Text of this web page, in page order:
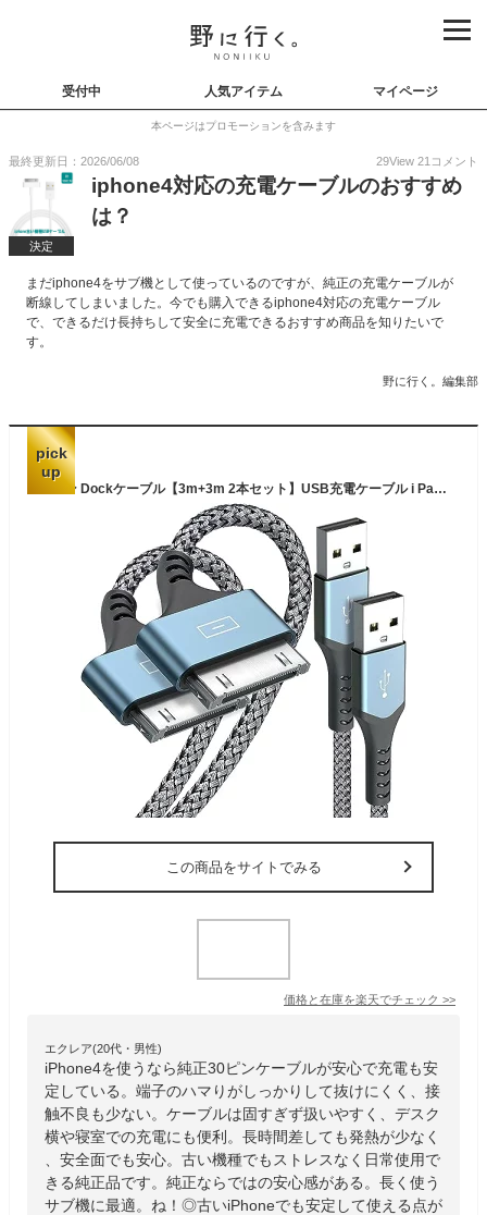
受付中 人気アイテム マイページ
本ページはプロモーションを含みます
最終更新日：2026/06/08 29View 21 コメント
決定
iphone4対応の充電ケーブルのおすすめ
は？
まだiphone4をサブ機として使っているのですが、純正の充電ケーブルが
断線してしまいました。今でも購入できるiphone4対応の充電ケーブル
で、できるだけ長持ちして安全に充電できるおすすめ商品を知りたいで
す。
野に行く。編集部
pick
up
30ピン Dockケーブル【3m+3m 2本セット】USB充電ケーブル i Padケーブル 同期ドックコネクター データケーブル i Phone4 / 4S/ 3GS / 3G/iPad/iPod touch/iPod nano/iPod classic 充電・データ転送対応 (grey)
この商品をサイトでみる
価格と在庫を楽天でチェック >>
エクレア(20代・男性)
iPhone4を使うなら純正30ピンケーブルが安心で充電も安
定している。端子のハマりがしっかりして抜けにくく、接
触不良も少ない。ケーブルは固すぎず扱いやすく、デスク
横や寝室での充電にも便利。長時間差しても発熱が少なく
、安全面でも安心。古い機種でもストレスなく日常使用で
きる純正品です。純正ならではの安心感がある。長く使う
サブ機に最適。ね！◎古いiPhoneでも安定して使える点が